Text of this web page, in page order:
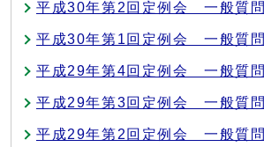
平成30年第2回定例会 一般質問
平成30年第1回定例会 一般質問
平成29年第4回定例会 一般質問
平成29年第3回定例会 一般質問
平成29年第2回定例会 一般質問